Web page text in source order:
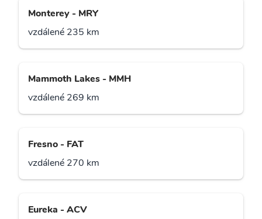
Monterey - MRY
vzdálené 235 km
Mammoth Lakes - MMH
vzdálené 269 km
Fresno - FAT
vzdálené 270 km
Eureka - ACV